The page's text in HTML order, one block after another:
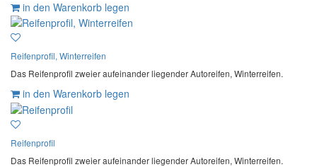
in den Warenkorb legen
Reifenprofil, Winterreifen
Das Reifenprofil zweier aufeinander liegender Autoreifen, Winterreifen.
in den Warenkorb legen
Reifenprofil
Das Reifenprofil zweier aufeinander liegender Autoreifen, Winterreifen.